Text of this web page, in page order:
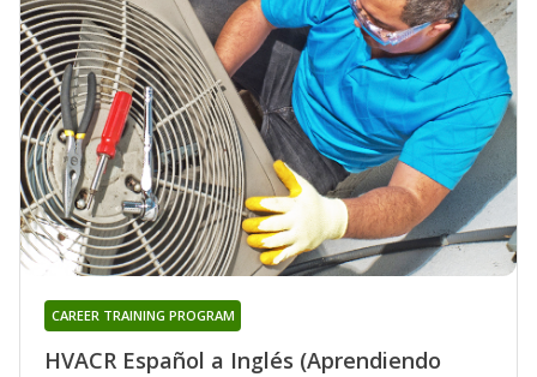
HVACR Español a Inglés (Aprendiendo
CAREER TRAINING PROGRAM